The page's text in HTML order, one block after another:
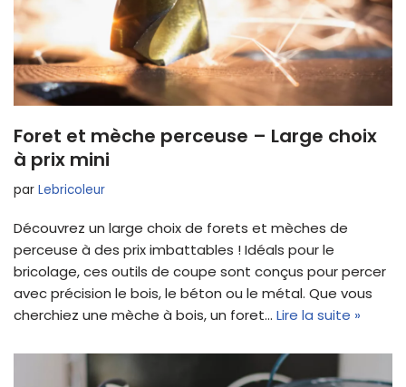
Foret et mèche perceuse – Large choix
à prix mini
par Lebricoleur
Découvrez un large choix de forets et mèches de
perceuse à des prix imbattables ! Idéals pour le
bricolage, ces outils de coupe sont conçus pour percer
avec précision le bois, le béton ou le métal. Que vous
cherchiez une mèche à bois, un foret… Lire la suite »